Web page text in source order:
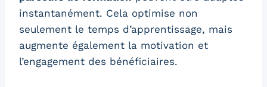
instantanément. Cela optimise non
seulement le temps d’apprentissage, mais
augmente également la motivation et
l’engagement des bénéficiaires.